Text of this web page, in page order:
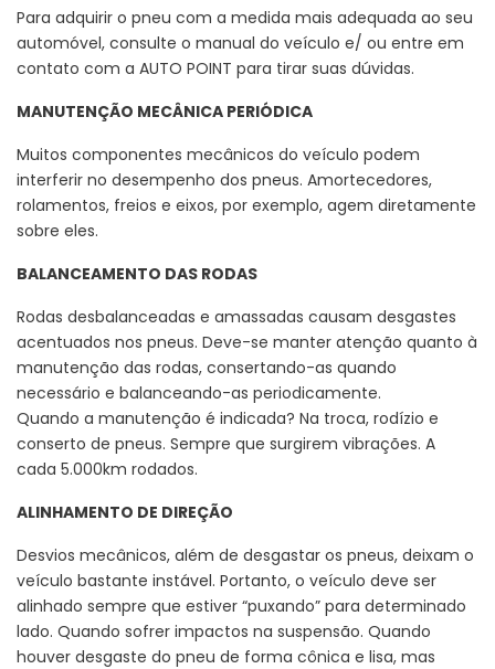
Para adquirir o pneu com a medida mais adequada ao seu
automóvel, consulte o manual do veículo e/ ou entre em
contato com a AUTO POINT para tirar suas dúvidas.
MANUTENÇÃO MECÂNICA PERIÓDICA
Muitos componentes mecânicos do veículo podem
interferir no desempenho dos pneus. Amortecedores,
rolamentos, freios e eixos, por exemplo, agem diretamente
sobre eles.
BALANCEAMENTO DAS RODAS
Rodas desbalanceadas e amassadas causam desgastes
acentuados nos pneus. Deve-se manter atenção quanto à
manutenção das rodas, consertando-as quando
necessário e balanceando-as periodicamente.
Quando a manutenção é indicada? Na troca, rodízio e
conserto de pneus. Sempre que surgirem vibrações. A
cada 5.000km rodados.
ALINHAMENTO DE DIREÇÃO
Desvios mecânicos, além de desgastar os pneus, deixam o
veículo bastante instável. Portanto, o veículo deve ser
alinhado sempre que estiver “puxando” para determinado
lado. Quando sofrer impactos na suspensão. Quando
houver desgaste do pneu de forma cônica e lisa, mas